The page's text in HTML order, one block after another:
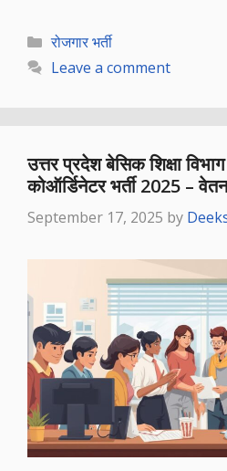
Categories
रोजगार भर्ती
Leave a comment
उत्तर प्रदेश बेसिक शिक्षा
कोऑर्डिनेटर भर्ती 2025 –
September 17, 2025 by